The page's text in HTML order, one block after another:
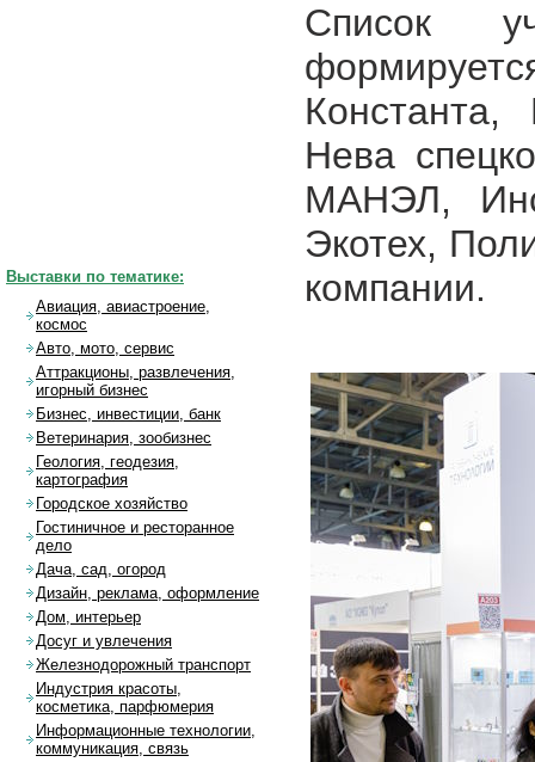
Список
Нева
МАНЭЛ,
Экотех,
компании.
Выставки по тематике:
Авиация, авиастроение,
космос
Авто, мото, сервис
Аттракционы, развлечения,
игорный бизнес
Бизнес, инвестиции, банк
Ветеринария, зообизнес
Геология, геодезия,
картография
Городское хозяйство
Гостиничное и ресторанное
дело
Дача, сад, огород
Дизайн, реклама, оформление
Дом, интерьер
Досуг и увлечения
Железнодорожный транспорт
Индустрия красоты,
косметика, парфюмерия
Информационные технологии,
коммуникация, связь